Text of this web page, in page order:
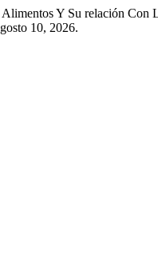
Y Su relación Con
10, 2026.